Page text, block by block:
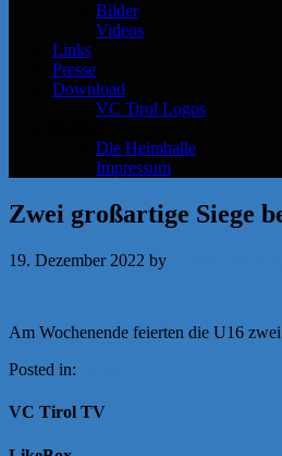
Bilder
Videos
Links
Presse
Download
VC Tirol Logos
Die Heimhalle
Impressum
Zwei großartige Siege
19. Dezember 2022 by
Am Wochenende feierten die U16
Posted in:
VC Tirol TV